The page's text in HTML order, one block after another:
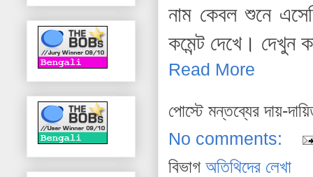
নাম কেবল শুনে
কমেন্ট দেখে। দেখুন
Read More
পোস্টে মন্তব্যের দায়-
No comments:
বিভাগঅতিথিদের লেখা